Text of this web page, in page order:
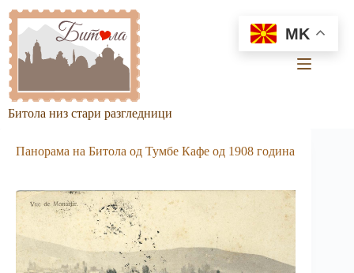
content
Битола низ стари разгледници
Панорама на Битола од Тумбе Кафе од 1908 година
MK